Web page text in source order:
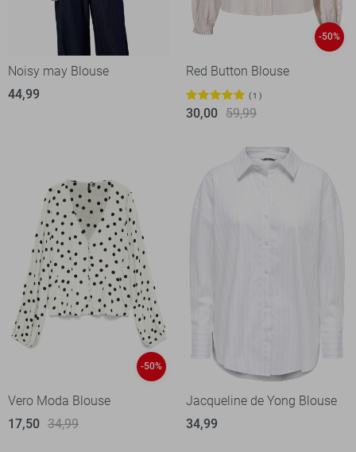
Noisy may Blouse
44,99
-50%
Red Button Blouse
1
30,00 59,99
-50%
Vero Moda Blouse
17,50 34,99
Jacqueline de Yong Blouse
34,99